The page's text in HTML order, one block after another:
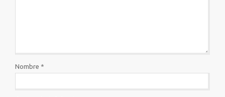
Nombre *